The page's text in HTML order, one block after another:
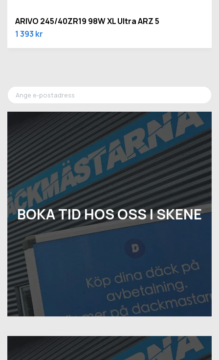
BOKA TID HOS OSS I SKENE
ARIVO 245/40ZR19 98W XL Ultra ARZ 5
1 393 kr